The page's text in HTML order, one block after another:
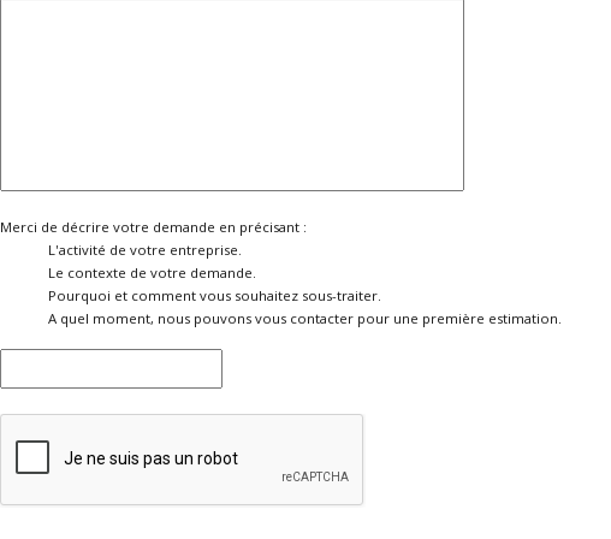
Merci de décrire votre demande en précisant :
L'activité de votre entreprise.
Le contexte de votre demande.
Pourquoi et comment vous souhaitez sous-traiter.
A quel moment, nous pouvons vous contacter pour une première estimation.